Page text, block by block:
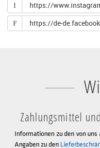
I https://
F https://de-
Zahlungsmittel
Informationen zu den von
Angaben zu den